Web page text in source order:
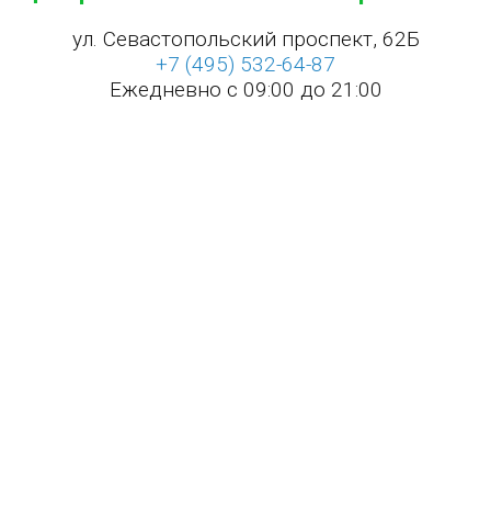
ул. Севастопольский проспект, 62Б
+7 (495) 532-64-87
Ежедневно с 09:00 до 21:00